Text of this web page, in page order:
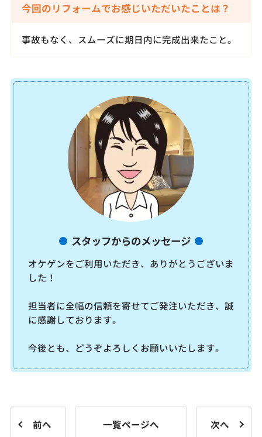
今回のリフォームでお感じいただいたことは？
事故もなく、スムーズに期日内に完成出来たこと。
スタッフからのメッセージ
オケゲンをご利用いただき、ありがとうございま
した！
担当者に全幅の信頼を寄せてご発注いただき、誠
に感謝しております。
今後とも、どうぞよろしくお願いいたします。
前へ 一覧ページへ 次へ